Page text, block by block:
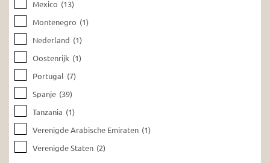
Mexico (13)
Montenegro (1)
Nederland (1)
Oostenrijk (1)
Portugal (7)
Spanje (39)
Tanzania (1)
Verenigde Arabische Emiraten (1)
Verenigde Staten (2)